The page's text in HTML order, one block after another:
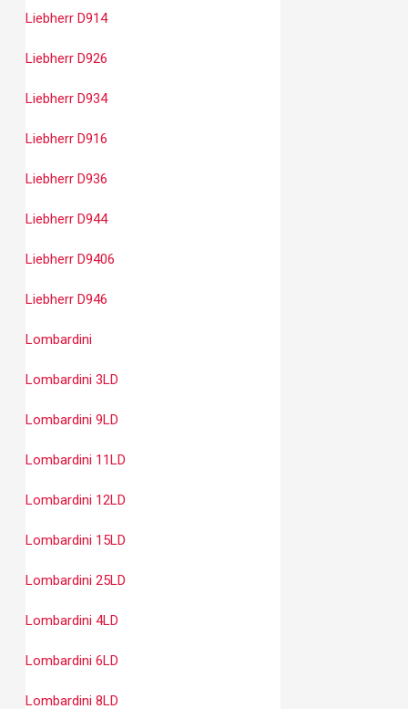
Liebherr D914
Liebherr D926
Liebherr D934
Liebherr D916
Liebherr D936
Liebherr D944
Liebherr D9406
Liebherr D946
Lombardini
Lombardini 3LD
Lombardini 9LD
Lombardini 11LD
Lombardini 12LD
Lombardini 15LD
Lombardini 25LD
Lombardini 4LD
Lombardini 6LD
Lombardini 8LD